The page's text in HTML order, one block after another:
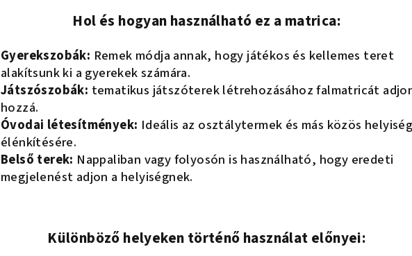
Hol és hogyan használható ez a matrica:
Gyerekszobák: Remek módja annak, hogy játékos és kellemes teret
alakítsunk ki a gyerekek számára.
Játszószobák: tematikus játszóterek létrehozásához falmatricát
hozzá.
Óvodai létesítmények: Ideális az osztálytermek és más közös
élénkítésére.
Belső terek: Nappaliban vagy folyosón is használható, hogy eredeti
megjelenést adjon a helyiségnek.
Különböző helyeken történő használat előnyei: